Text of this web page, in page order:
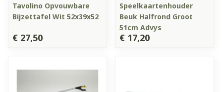
Tavolino Opvouwbare
Bijzettafel Wit 52x39x52
€ 27,50
Speelkaartenhouder
Beuk Halfrond Groot
51cm Advys
€ 17,20